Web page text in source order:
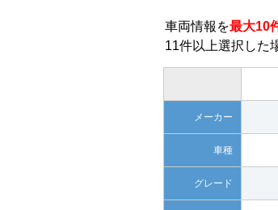
車両情報を最大10
11件以上選択した
メーカー
車種
グレード